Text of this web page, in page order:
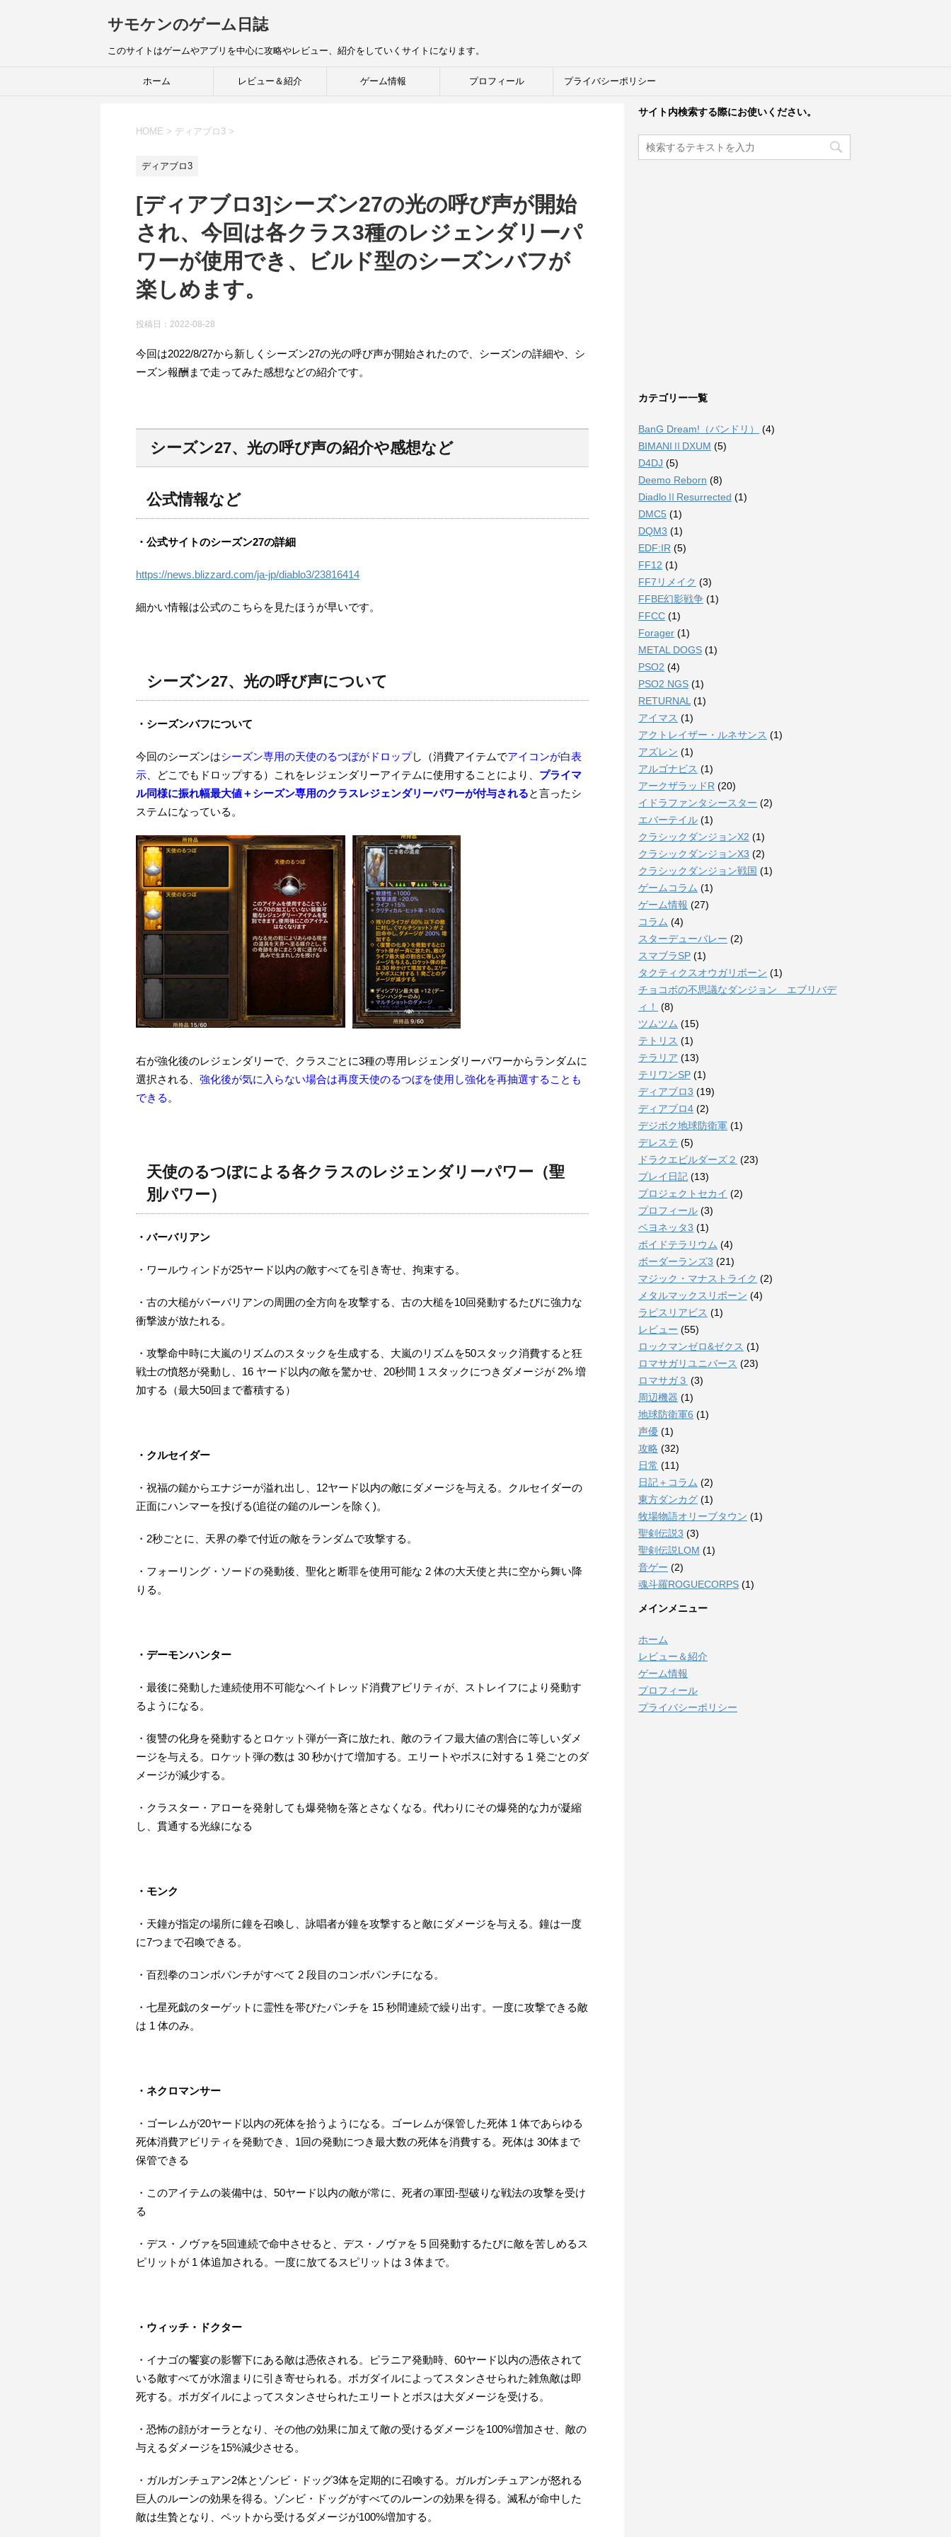
サモケンのゲーム日誌
このサイトはゲームやアプリを中心に攻略やレビュー、紹介をしていくサイトになります。
ホーム レビュー＆紹介 ゲーム情報 プロフィール プライバシーポリシー
HOME > ディアブロ3 >
ディアブロ3
[ディアブロ3]シーズン27の光の呼び声が開始
され、今回は各クラス3種のレジェンダリーパ
ワーが使用でき、ビルド型のシーズンバフが
楽しめます。
投稿日： 2022-08-28
今回は2022/8/27から新しくシーズン27の光の呼び声が開始されたので、シーズンの詳細や、シ
ーズン報酬まで走ってみた感想などの紹介です。
シーズン27、光の呼び声の紹介や感想など
公式情報など
・公式サイトのシーズン27の詳細
https://news.blizzard.com/ja-jp/diablo3/23816414
細かい情報は公式のこちらを見たほうが早いです。
シーズン27、光の呼び声について
・シーズンバフについて
今回のシーズンはシーズン専用の天使のるつぼがドロップし（消費アイテムでアイコンが白表
示 、どこでもドロップする）これをレジェンダリーアイテムに使用することにより、 プライマ
ル同様に振れ幅最大値＋シーズン専用のクラスレジェンダリーパワーが付与されると言ったシ
ステムになっている。
右が強化後のレジェンダリーで、クラスごとに3種の専用レジェンダリーパワーからランダムに
選択される、 強化後が気に入らない場合は再度天使のるつぼを使用し強化を再抽選することも
できる 。
天使のるつぼによる各クラスのレジェンダリーパワー（聖
別パワー）
・バーバリアン
・ワールウィンドが25ヤード以内の敵すべてを引き寄せ、拘束する。
・古の大槌がバーバリアンの周囲の全方向を攻撃する、古の大槌を10回発動するたびに強力な
衝撃波が放たれる。
・攻撃命中時に大嵐のリズムのスタックを生成する、大嵐のリズムを50スタック消費すると狂
戦士の憤怒が発動し、16 ヤード以内の敵を驚かせ、20秒間 1 スタックにつきダメージが 2% 増
加する（最大50回まで蓄積する）
・クルセイダー
・祝福の鎚からエナジーが溢れ出し、12ヤード以内の敵にダメージを与える。クルセイダーの
正面にハンマーを投げる(追従の鎚のルーンを除く)。
・2秒ごとに、天界の拳で付近の敵をランダムで攻撃する。
・フォーリング・ソードの発動後、聖化と断罪を使用可能な 2 体の大天使と共に空から舞い降
りる。
・デーモンハンター
・最後に発動した連続使用不可能なヘイトレッド消費アビリティが、ストレイフにより発動す
るようになる。
・復讐の化身を発動するとロケット弾が一斉に放たれ、敵のライフ最大値の割合に等しいダメ
ージを与える。ロケット弾の数は 30 秒かけて増加する。エリートやボスに対する 1 発ごとのダ
メージが減少する。
・クラスター・アローを発射しても爆発物を落とさなくなる。代わりにその爆発的な力が凝縮
し、貫通する光線になる
・モンク
・天鐘が指定の場所に鐘を召喚し、詠唱者が鐘を攻撃すると敵にダメージを与える。鐘は一度
に7つまで召喚できる。
・百烈拳のコンボパンチがすべて 2 段目のコンボパンチになる。
・七星死戯のターゲットに霊性を帯びたパンチを 15 秒間連続で繰り出す。一度に攻撃できる敵
は 1 体のみ。
・ネクロマンサー
・ゴーレムが20ヤード以内の死体を拾うようになる。ゴーレムが保管した死体 1 体であらゆる
死体消費アビリティを発動でき、1回の発動につき最大数の死体を消費する。死体は 30体まで
保管できる
・このアイテムの装備中は、50ヤード以内の敵が常に、死者の軍団-型破りな戦法の攻撃を受け
る
・デス・ノヴァを5回連続で命中させると、デス・ノヴァを 5 回発動するたびに敵を苦しめるス
ピリットが 1 体追加される。一度に放てるスピリットは 3 体まで。
・ウィッチ・ドクター
・イナゴの饗宴の影響下にある敵は憑依される。ピラニア発動時、60ヤード以内の憑依されて
いる敵すべてが水溜まりに引き寄せられる。ボガダイルによってスタンさせられた雑魚敵は即
死する。ボガダイルによってスタンさせられたエリートとボスは大ダメージを受ける。
・恐怖の顔がオーラとなり、その他の効果に加えて敵の受けるダメージを100%増加させ、敵の
与えるダメージを15%減少させる。
・ガルガンチュアン2体とゾンビ・ドッグ3体を定期的に召喚する。ガルガンチュアンが怒れる
巨人のルーンの効果を得る。ゾンビ・ドッグがすべてのルーンの効果を得る。滅私が命中した
敵は生贄となり、ペットから受けるダメージが100%増加する。
サイト内検索する際にお使いください。
カテゴリー一覧
BanG Dream!（バンドリ）
(4)
BIMANIⅡDXUM (5)
D4DJ (5)
Deemo Reborn (8)
DiadloⅡResurrected (1)
DMC5 (1)
DQM3 (1)
EDF:IR (5)
FF12 (1)
FF7リメイク (3)
FFBE幻影戦争 (1)
FFCC (1)
Forager (1)
METAL DOGS (1)
PSO2 (4)
PSO2 NGS (1)
RETURNAL (1)
アイマス (1)
アクトレイザー・ルネサンス (1)
アズレン (1)
アルゴナビス (1)
アークザラッドR (20)
イドラファンタシースター (2)
エバーテイル (1)
クラシックダンジョンX2 (1)
クラシックダンジョンX3 (2)
クラシックダンジョン戦国 (1)
ゲームコラム (1)
ゲーム情報 (27)
コラム (4)
スターデューバレー (2)
スマブラSP (1)
タクティクスオウガリボーン (1)
チョコボの不思議なダンジョン エブリバデ
ィ！
(8)
ツムツム (15)
テトリス (1)
テラリア (13)
テリワンSP (1)
ディアブロ3 (19)
ディアブロ4 (2)
デジボク地球防衛軍 (1)
デレステ (5)
ドラクエビルダーズ２ (23)
プレイ日記 (13)
プロジェクトセカイ (2)
プロフィール (3)
ベヨネッタ3 (1)
ボイドテラリウム (4)
ボーダーランズ3 (21)
マジック・マナストライク (2)
メタルマックスリボーン (4)
ラピスリアビス (1)
レビュー (55)
ロックマンゼロ&ゼクス (1)
ロマサガリユニバース (23)
ロマサガ３ (3)
周辺機器 (1)
地球防衛軍6 (1)
声優 (1)
攻略 (32)
日常 (11)
日記＋コラム (2)
東方ダンカグ (1)
牧場物語オリーブタウン (1)
聖剣伝説3 (3)
聖剣伝説LOM (1)
音ゲー (2)
魂斗羅ROGUECORPS (1)
メインメニュー
ホーム
レビュー＆紹介
ゲーム情報
プロフィール
プライバシーポリシー